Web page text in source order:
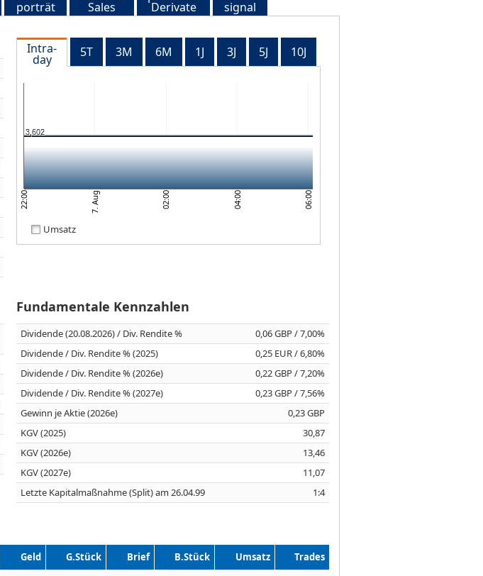
porträt Sales Derivate signal
Intra-
day 5T 3M 6M 1J 3J 5J 10J
22:00 7. Aug 02:00 04:00 06:00
3,602
Umsatz
Fundamentale Kennzahlen
Dividende (20.08.2026) / Div. Rendite %
0,06 GBP / 7,00%
Dividende / Div. Rendite % (2025)
0,25 EUR / 6,80%
Dividende / Div. Rendite % (2026e)
0,22 GBP / 7,20%
Dividende / Div. Rendite % (2027e)
0,23 GBP / 7,56%
Gewinn je Aktie (2026e)
0,23 GBP
KGV (2025)
30,87
KGV (2026e)
13,46
KGV (2027e)
11,07
Letzte Kapitalmaßnahme (Split) am 26.04.99
1:4
Geld G.Stück Brief B.Stück Umsatz
Trades